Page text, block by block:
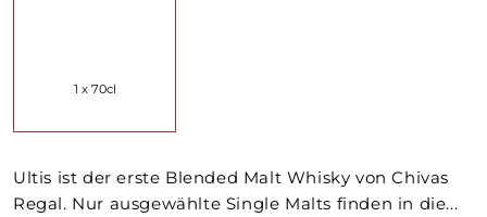
1 x 70cl
Ultis ist der erste Blended Malt Whisky von Chivas
Regal. Nur ausgewählte Single Malts finden in die...